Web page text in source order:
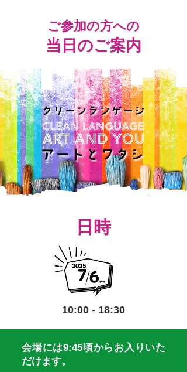
ご参加の方への
当日のご案内
​日時
10:00 - 18:30
会場には9:45頃からお入りいた
だけます。